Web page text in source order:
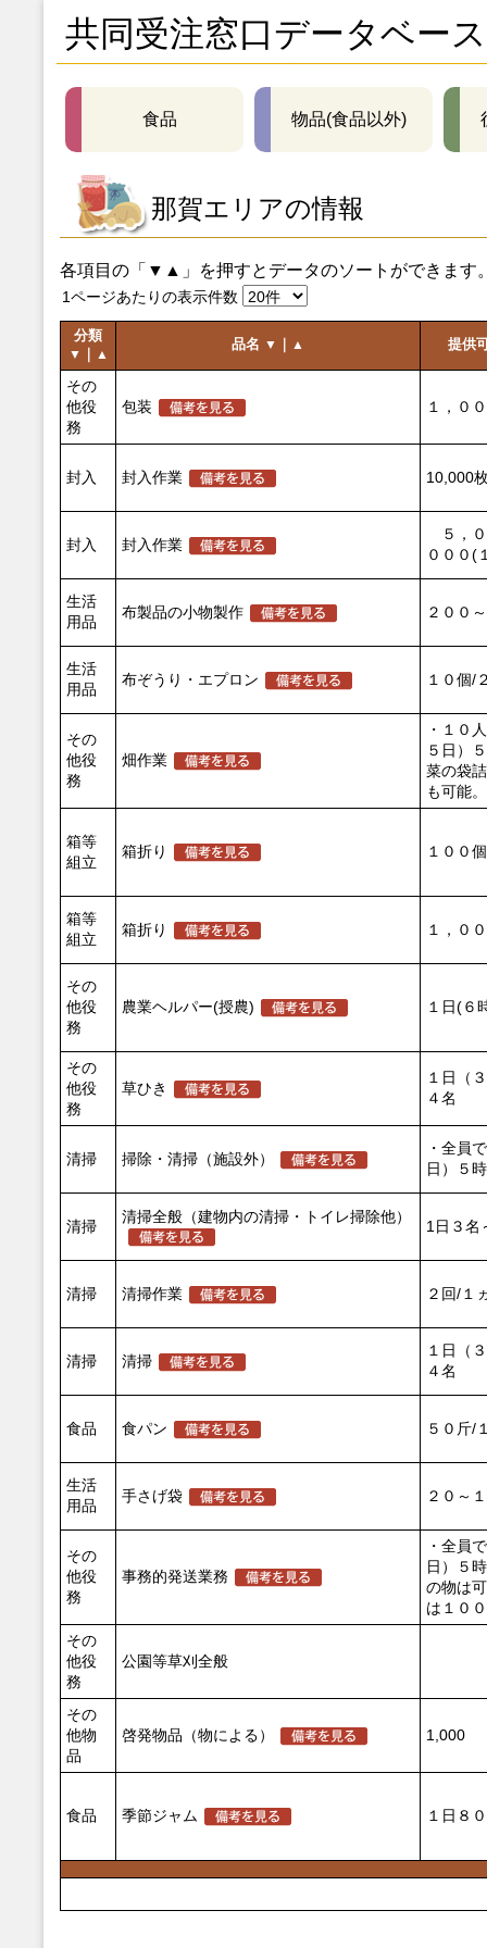
共同受注窓口データベース
食品 物品(食品以外)
那賀エリアの情報
各項目の「▼▲」を押すとデータのソートができます
1ページあたりの表示件数
分類
▼ ▲
品名 ▼ ▲ 提供
その
他役
務
包装 １，０
封入 封入作業 10,000
封入 封入作業
５，０
０００(
生活
用品
布製品の小物製作 ２００
生活
用品
布ぞうり・エプロン １０個/
その
他役
務
畑作業
・１０
５日）
菜の袋
も可能。
箱等
組立
箱折り １００
箱等
組立
箱折り １，０
その
他役
務
農業ヘルパー(授農) １日(６
その
他役
務
草ひき
１日（
４名
清掃 掃除・清掃（施設外）
・全員
日）５
清掃
清掃全般（建物内の清掃・トイレ掃除他）
1日３名
清掃 清掃作業 ２回/１
清掃 清掃
１日（
４名
食品 食パン ５０斤/
生活
用品
手さげ袋 ２０～
その
他役
務
事務的発送業務
・全員
日）５
の物は
は１０
その
他役
務
公園等草刈全般
その
他物
品
啓発物品（物による） 1,000
食品 季節ジャム １日８